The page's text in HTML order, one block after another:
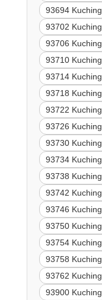
93694 Kuching
93702 Kuching
93706 Kuching
93710 Kuching
93714 Kuching
93718 Kuching
93722 Kuching
93726 Kuching
93730 Kuching
93734 Kuching
93738 Kuching
93742 Kuching
93746 Kuching
93750 Kuching
93754 Kuching
93758 Kuching
93762 Kuching
93900 Kuching